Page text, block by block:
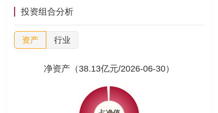
投资组合分析
资产 行业
净资产（38.13亿元/2026-06-30）